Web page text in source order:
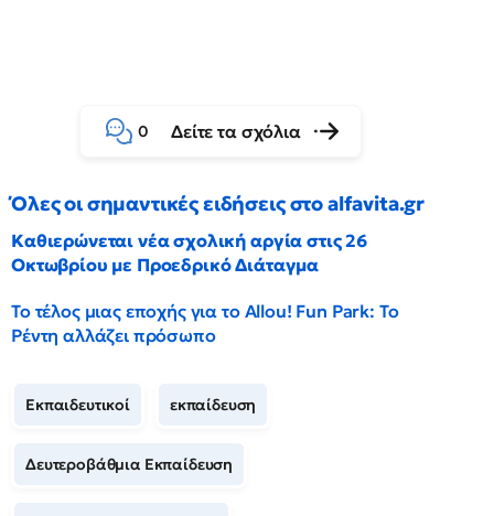
0 Δείτε τα σχόλια
Όλες οι σημαντικές ειδήσεις στο alfavita.gr
Καθιερώνεται νέα σχολική αργία στις 26
Οκτωβρίου με Προεδρικό Διάταγμα
Το τέλος μιας εποχής για το Allou! Fun Park: Το
Ρέντη αλλάζει πρόσωπο
Εκπαιδευτικοί εκπαίδευση
Δευτεροβάθμια Εκπαίδευση